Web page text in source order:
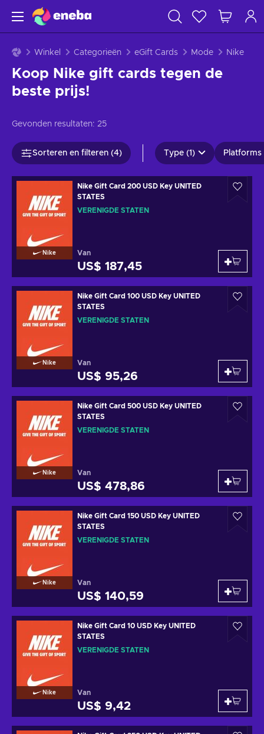
Winkel Categorieën eGift Cards Mode Nike
Koop Nike gift cards tegen de
beste prijs!
Gevonden resultaten: 25
Sorteren en filteren (4) Type (1) Platforms
Nike
Nike Gift Card 200 USD Key UNITED
STATES
VERENIGDE STATEN
Van
US$ 187,45
Nike
Nike Gift Card 100 USD Key UNITED
STATES
VERENIGDE STATEN
Van
US$ 95,26
Nike
Nike Gift Card 500 USD Key UNITED
STATES
VERENIGDE STATEN
Van
US$ 478,86
Nike
Nike Gift Card 150 USD Key UNITED
STATES
VERENIGDE STATEN
Van
US$ 140,59
Nike
Nike Gift Card 10 USD Key UNITED
STATES
VERENIGDE STATEN
Van
US$ 9,42